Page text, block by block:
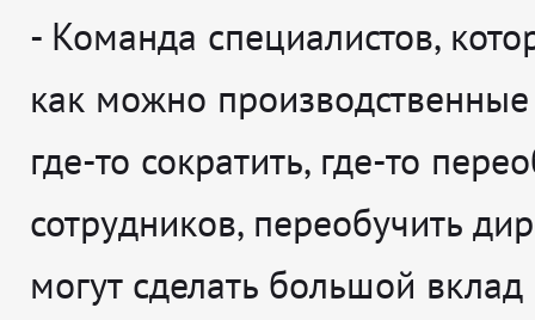
- Команда специалистов,
как можно
где-то сократить, где-то
сотрудников, переобучить
могут сделать большой